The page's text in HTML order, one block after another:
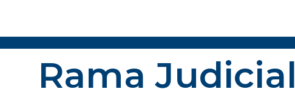
Rama Judicial